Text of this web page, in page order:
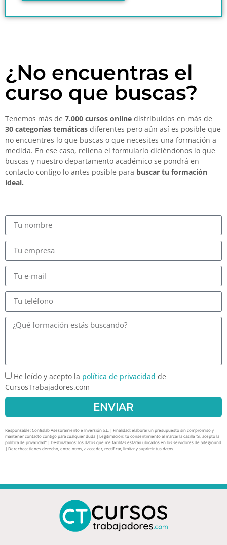
¿No encuentras el
curso que buscas?
Tenemos más de 7.000 cursos online distribuidos en más de
30 categorías temáticas diferentes pero aún así es posible que
no encuentres lo que buscas o que necesites una formación a
medida. En ese caso, rellena el formulario diciéndonos lo que
buscas y nuestro departamento académico se pondrá en
contacto contigo lo antes posible para buscar tu formación
ideal.
He leído y acepto la política de privacidad de
CursosTrabajadores.com
ENVIAR
Responsable: Confislab Asesoramiento e Inversión S.L. | Finalidad: elaborar un presupuesto sin compromiso y
mantener contacto contigo para cualquier duda | Legitimación: tu consentimiento al marcar la casilla “Sí, acepto la
política de privacidad” | Destinatarios: los datos que me facilitas estarán ubicados en los servidores de Siteground
| Derechos: tienes derecho, entre otros, a acceder, rectificar, limitar y suprimir tus datos.